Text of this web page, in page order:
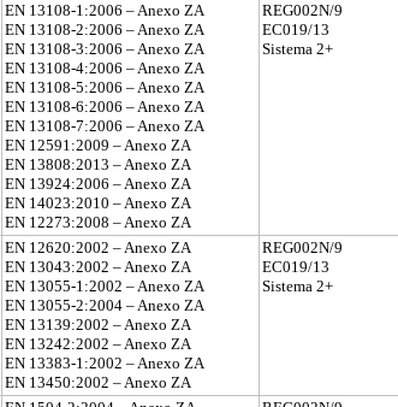
EN 13108-1:2006 – Anexo ZA
EN 13108-2:2006 – Anexo ZA
EN 13108-3:2006 – Anexo ZA
EN 13108-4:2006 – Anexo ZA
EN 13108-5:2006 – Anexo ZA
EN 13108-6:2006 – Anexo ZA
EN 13108-7:2006 – Anexo ZA
EN 12591:2009 – Anexo ZA
EN 13808:2013 – Anexo ZA
EN 13924:2006 – Anexo ZA
EN 14023:2010 – Anexo ZA
EN 12273:2008 – Anexo ZA
REG002N/9
EC019/13
Sistema 2+
EN 12620:2002 – Anexo ZA
EN 13043:2002 – Anexo ZA
EN 13055-1:2002 – Anexo ZA
EN 13055-2:2004 – Anexo ZA
EN 13139:2002 – Anexo ZA
EN 13242:2002 – Anexo ZA
EN 13383-1:2002 – Anexo ZA
EN 13450:2002 – Anexo ZA
REG002N/9
EC019/13
Sistema 2+